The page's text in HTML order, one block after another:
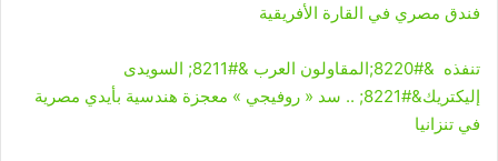
فندق مصري في القارة الأفريقية
تنفذه &#8220;المقاولون العرب &#8211; السويدى
إليكتريك&#8221; .. سد « روفيجي » معجزة هندسية بأيدي مصرية
في تنزانيا